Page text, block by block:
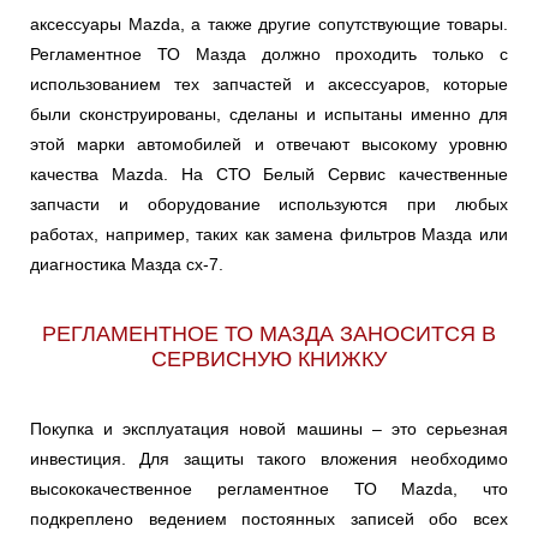
аксессуары Mazda, а также другие сопутствующие товары.
Регламентное ТО Мазда должно проходить только с
использованием тех запчастей и аксессуаров, которые
были сконструированы, сделаны и испытаны именно для
этой марки автомобилей и отвечают высокому уровню
качества Mazda. На СТО Белый Сервис качественные
запчасти и оборудование используются при любых
работах, например, таких как замена фильтров Мазда или
диагностика Мазда сх-7.
РЕГЛАМЕНТНОЕ ТО МАЗДА ЗАНОСИТСЯ В
СЕРВИСНУЮ КНИЖКУ
Покупка и эксплуатация новой машины – это серьезная
инвестиция. Для защиты такого вложения необходимо
высококачественное регламентное ТО Mazda, что
подкреплено ведением постоянных записей обо всех